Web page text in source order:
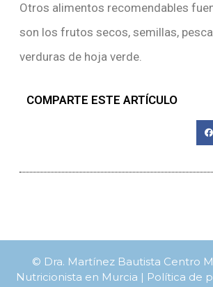
Otros alimentos recomendables
son los frutos secos, semillas,
verduras de hoja verde.
COMPARTE ESTE ARTÍCULO
© Dra. Martínez Bautista Centro
Nutricionista en Murcia | Política de